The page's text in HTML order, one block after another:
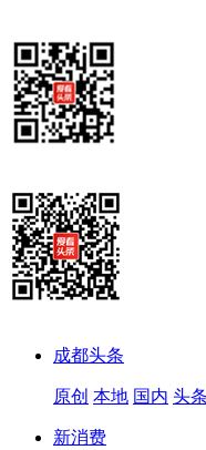
成都头条
原创 本地 国内 头
新消费